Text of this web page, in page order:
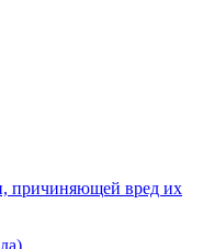
причиняющей вред их